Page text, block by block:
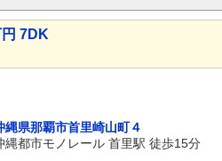
7DK
縄県那覇市首里崎山町４
縄都市モノレール 首里駅 徒歩15分